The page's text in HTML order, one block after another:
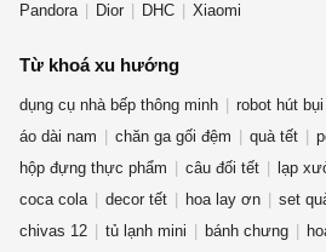
Pandora
Dior DHC Xiaomi
Từ khoá xu hướng
dụng cụ nhà bếp thông minh robot hút bụi
áo dài nam
chăn ga gối đệm quà tết
hộp đựng thực phẩm
câu đối tết lạp
coca cola
decor tết hoa lay ơn set
chivas 12
tủ lạnh mini bánh chưng